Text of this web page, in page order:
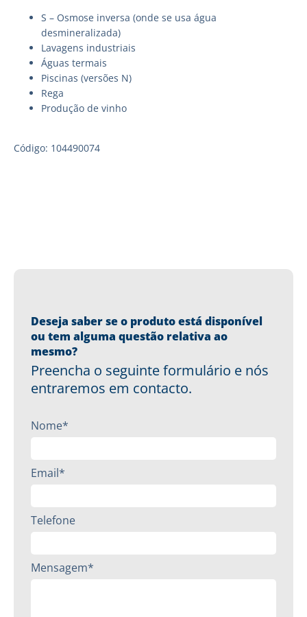
S – Osmose inversa (onde se usa água
desmineralizada)
Lavagens industriais
Águas termais
Piscinas (versões N)
Rega
Produção de vinho
Código: 104490074
Deseja saber se o produto está disponível
ou tem alguma questão relativa ao
mesmo?
Preencha o seguinte formulário e nós
entraremos em contacto.
Nome*
Email*
Telefone
Mensagem*